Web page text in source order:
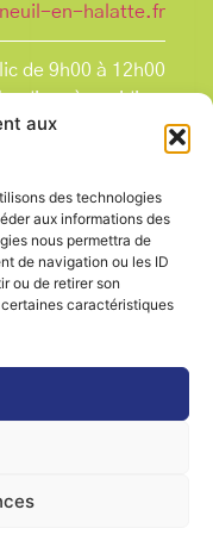
aux
des technologies
aux informations des
nous permettra de
de navigation ou les ID
ou de retirer son
caractéristiques
en-halatte.fr
de 9h00 à 12h00
après-midi au
vendredi,
de 9h00 à 12h00.
les jours fériés.
légales